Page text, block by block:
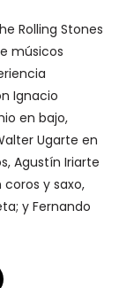
Rolling Stones
músicos
Ignacio
en bajo,
Ugarte en
Agustín Iriarte
y saxo,
y Fernando